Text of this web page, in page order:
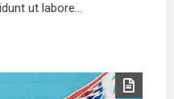
ut labore…